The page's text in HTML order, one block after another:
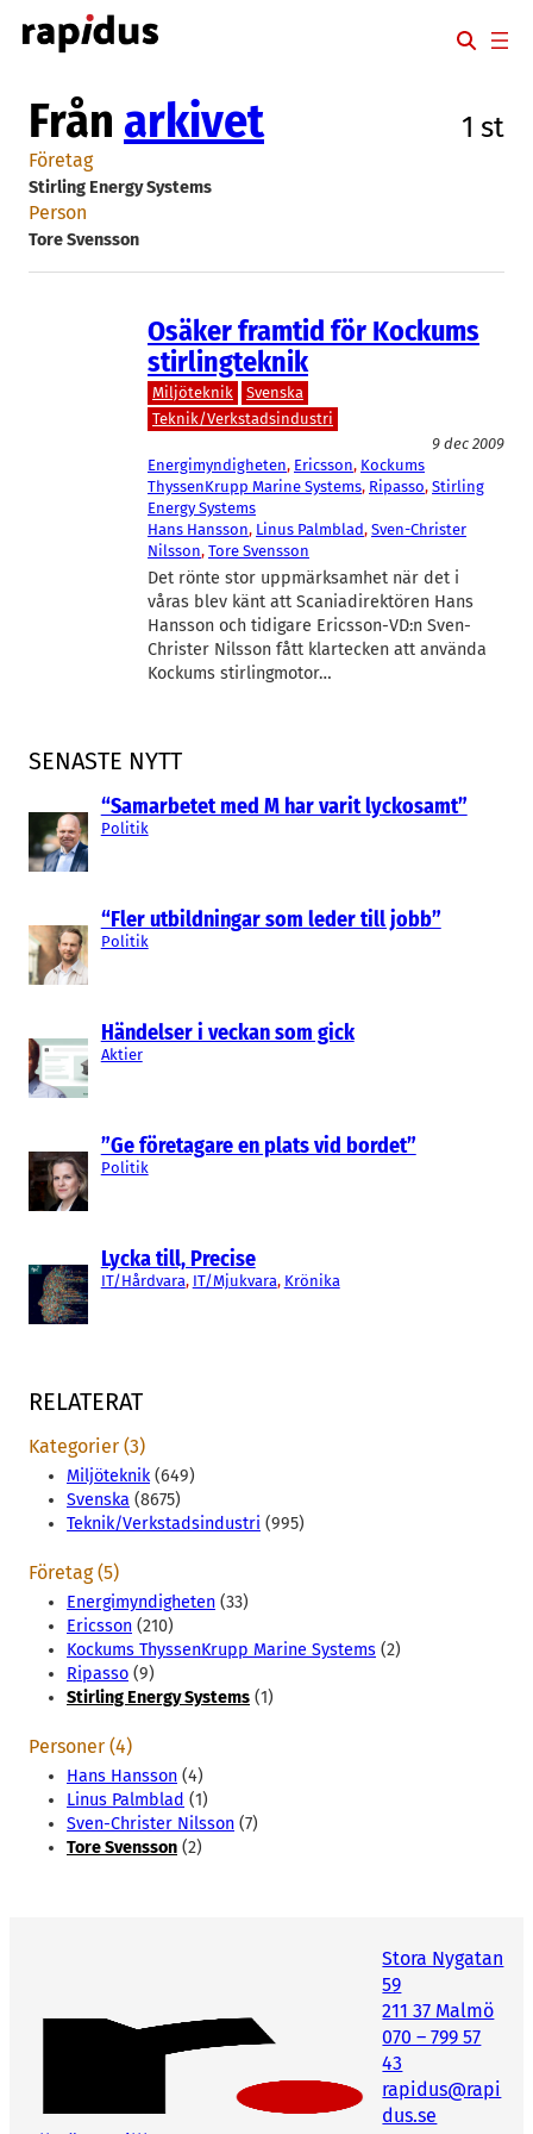
Hoppa
till
SENASTE NYTT
“Samarbetet med M har varit lyckosamt”
Politik
“Fler utbildningar som leder till jobb”
Politik
Händelser i veckan som gick
Aktier
”Ge företagare en plats vid bordet”
Politik
Lycka till, Precise
IT/Hårdvara, IT/Mjukvara, Krönika
Från arkivet 1 st
Företag
Stirling Energy Systems
Person
Tore Svensson
Osäker framtid för Kockums
stirlingteknik
Miljöteknik
Svenska
Teknik/Verkstadsindustri
9 dec 2009
Energimyndigheten, Ericsson, Kockums
ThyssenKrupp Marine Systems, Ripasso, Stirling
Energy Systems
Hans Hansson, Linus Palmblad, Sven-Christer
Nilsson, Tore Svensson
Det rönte stor uppmärksamhet när det i
våras blev känt att Scaniadirektören Hans
Hansson och tidigare Ericsson-VD:n Sven-
Christer Nilsson fått klartecken att använda
Kockums stirlingmotor…
RELATERAT
Kategorier (3)
Miljöteknik(649)
Svenska (8675)
Teknik/Verkstadsindustri (995)
Företag (5)
Energimyndigheten (33)
Ericsson (210)
Kockums ThyssenKrupp Marine Systems (2)
Ripasso (9)
Stirling Energy Systems (1)
Personer (4)
Hans Hansson (4)
Linus Palmblad (1)
Sven-Christer Nilsson (7)
Tore Svensson (2)
Stora Nygatan
59
211 37 Malmö
070 – 799 57
43
rapidus@rapi
dus.se